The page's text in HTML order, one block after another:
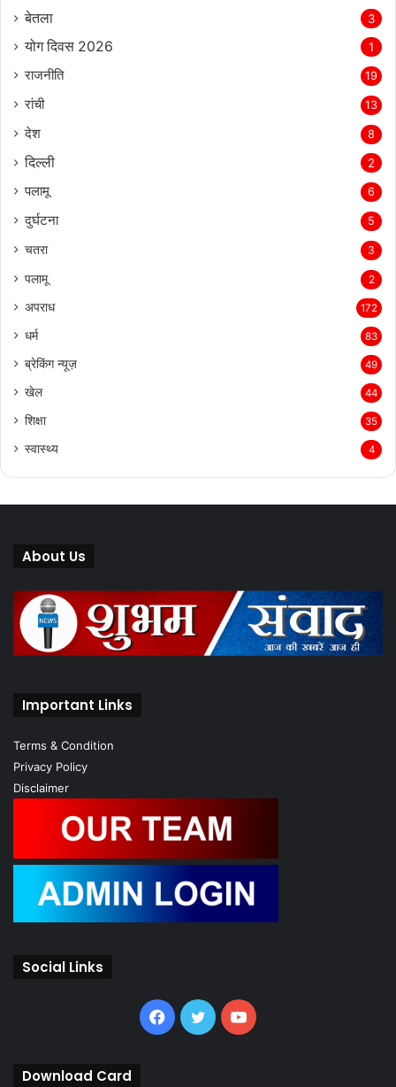
बेतला 3
योग दिवस 2026 1
राजनीति 19
रांची 13
देश 8
दिल्‍ली 2
पलामू 6
दुर्घटना 5
चतरा 3
पलामू 2
अपराध 172
धर्म 83
ब्रेकिंग न्यूज़ 49
खेल 44
शिक्षा 35
स्वास्थ्य 4
About Us
Important Links
Terms & Condition
Privacy Policy
Disclaimer
Social Links
Facebook
TwitterYouTube
Download Card